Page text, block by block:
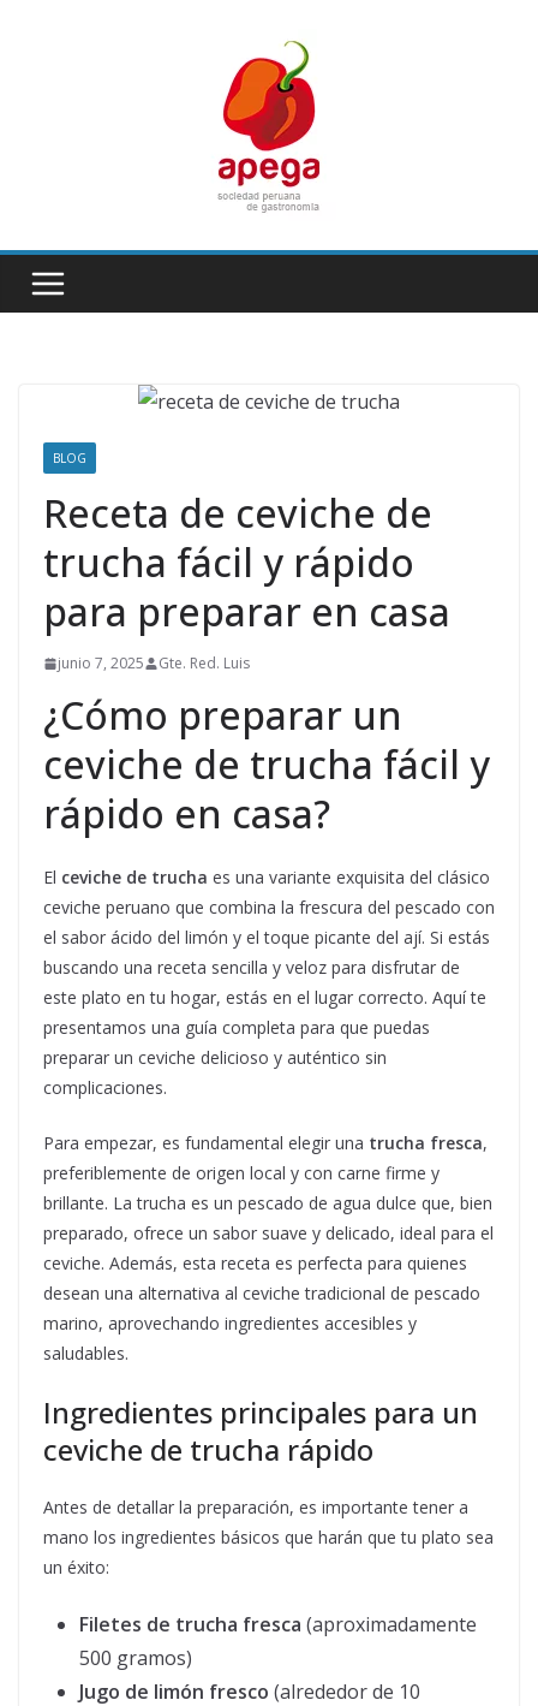
BLOG
Receta de ceviche de
trucha fácil y rápido
para preparar en casa
junio 7, 2025 Gte. Red. Luis
¿Cómo preparar un
ceviche de trucha fácil y
rápido en casa?
El ceviche de trucha es una variante exquisita del clásico
ceviche peruano que combina la frescura del pescado con
el sabor ácido del limón y el toque picante del ají. Si estás
buscando una receta sencilla y veloz para disfrutar de
este plato en tu hogar, estás en el lugar correcto. Aquí te
presentamos una guía completa para que puedas
preparar un ceviche delicioso y auténtico sin
complicaciones.
Para empezar, es fundamental elegir una trucha fresca,
preferiblemente de origen local y con carne firme y
brillante. La trucha es un pescado de agua dulce que, bien
preparado, ofrece un sabor suave y delicado, ideal para el
ceviche. Además, esta receta es perfecta para quienes
desean una alternativa al ceviche tradicional de pescado
marino, aprovechando ingredientes accesibles y
saludables.
Ingredientes principales para un
ceviche de trucha rápido
Antes de detallar la preparación, es importante tener a
mano los ingredientes básicos que harán que tu plato sea
un éxito:
Filetes de trucha fresca (aproximadamente
500 gramos)
Jugo de limón fresco (alrededor de 10